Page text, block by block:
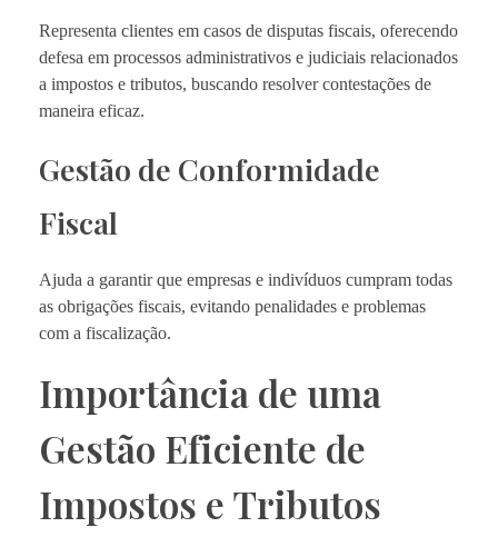
Representa clientes em casos de disputas fiscais, oferecendo
defesa em processos administrativos e judiciais relacionados
a impostos e tributos, buscando resolver contestações de
maneira eficaz.
Gestão de Conformidade
Fiscal
Ajuda a garantir que empresas e indivíduos cumpram todas
as obrigações fiscais, evitando penalidades e problemas
com a fiscalização.
Importância de uma
Gestão Eficiente de
Impostos e Tributos